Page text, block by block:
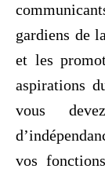
gardiens de
et les
aspirations
vous
vos